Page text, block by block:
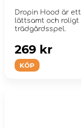
Dropin Hood är ett
lättsamt och roligt
trädgårdsspel.
KÖP
269 kr